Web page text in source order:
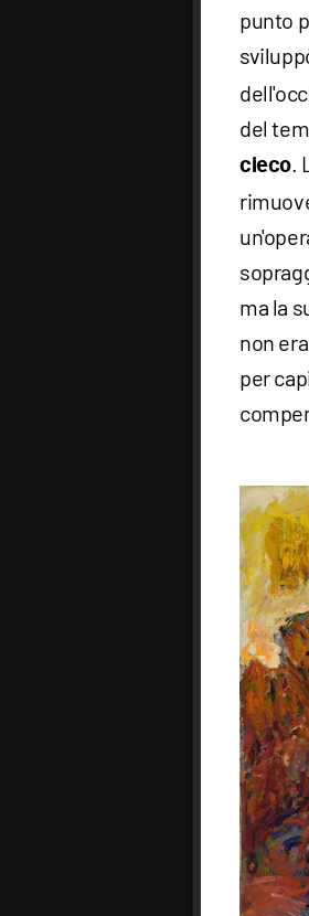
punto
del
cieco.
ma la
non
per